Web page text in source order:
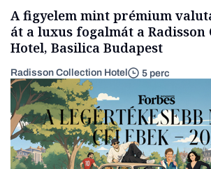
A figyelem mint prémium
át a luxus fogalmát a Radisson
Hotel, Basilica Budapest
Radisson Collection Hotel 5 perc